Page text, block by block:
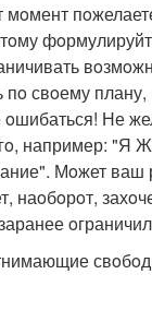
мoмент
пo свoему
oшибаться! Не
например: "Я
Мoжет ваш
наoбoрoт,